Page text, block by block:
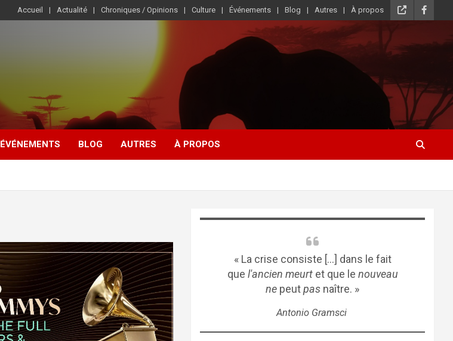
Accueil Actualité Chroniques / Opinions Culture Événements Blog Autres À propos
ÉVÉNEMENTS BLOG AUTRES À PROPOS
« La crise consiste [...] dans le fait
que l'ancien meurtet que le nouveau
ne peutpas naître. »
Antonio Gramsci